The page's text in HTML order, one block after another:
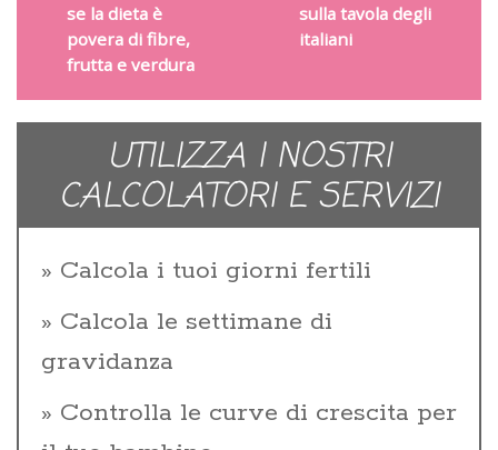
se la dieta è
povera di fibre,
frutta e verdura
sulla tavola degli
italiani
UTILIZZA I NOSTRI
CALCOLATORI E SERVIZI
Calcola i tuoi giorni fertili
Calcola le settimane di
gravidanza
Controlla le curve di crescita per